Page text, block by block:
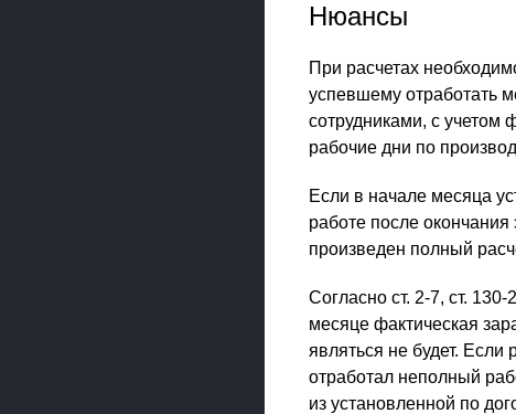
Нюансы
При расчетах
успевшему отработать
сотрудниками, с учетом
рабочие дни по
Если в начале месяца
работе после
произведен полный
Согласно ст. 2-7, ст.
месяце фактическая
являться не будет.
отработал неполный
из установленной по